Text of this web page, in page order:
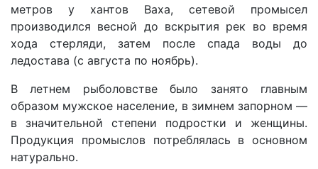
метров у хантов Ваха, сетевой промысел
производился весной до вскрытия рек во время
хода стерляди, затем после спада воды до
ледостава (с августа по ноябрь).
В летнем рыболовстве было занято главным
образом мужское население, в зимнем запорном —
в значительной степени подростки и женщины.
Продукция промыслов потреблялась в основном
натурально.